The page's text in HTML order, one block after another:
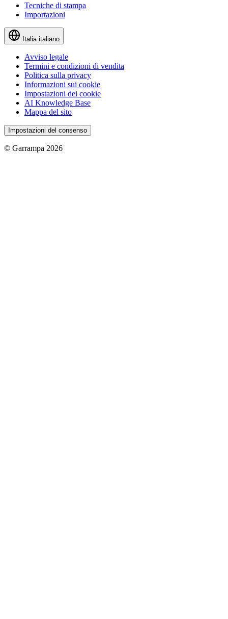
Tecniche di stampa
Importazioni
Italia italiano
Avviso legale
Termini e condizioni di vendita
Politica sulla privacy
Informazioni sui cookie
Impostazioni dei cookie
AI Knowledge Base
Mappa del sito
Impostazioni del consenso
© Garrampa 2026